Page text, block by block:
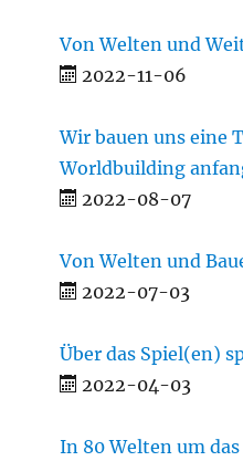
Von Welten und
2022-11-06
Wir bauen uns eine
Worldbuilding
2022-08-07
Von Welten und
2022-07-03
Über das Spiel(en)
2022-04-03
In 80 Welten um